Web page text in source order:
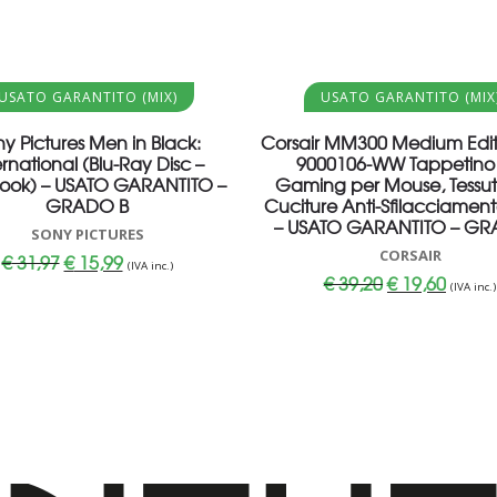
Aggiungi al carrello
USATO GARANTITO (MIX)
Pictures Men in Black:
(Blu-Ray Disc –
– USATO GARANTITO –
GRADO B
SONY PICTURES
€31,97Il
prezzo
€15,99Il
prezzo
(IVA inc.)
Aggiungi al carrello
USATO GARANTITO
Corsair MM300 Medium
9000106-WW
Gaming per Mouse,
Cuciture Anti-
– USATO GARANTITO –
CORSAIR
€39,20Il
prezzo
€19,60Il
prezzo
(IVA inc.)